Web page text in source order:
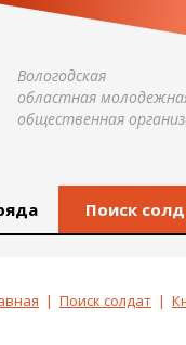
Вологодская
областная
общественная
Поиск
| Поиск солдат |